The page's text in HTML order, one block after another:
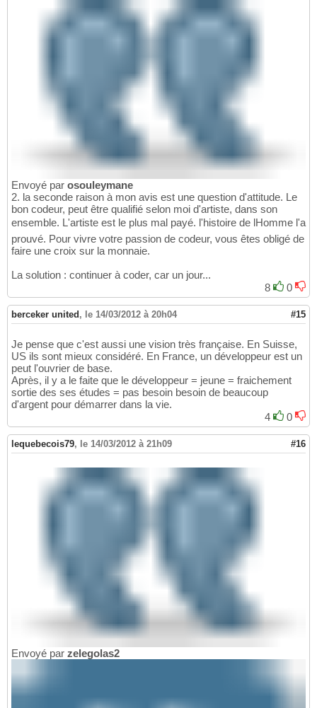
Envoyé par osouleymane
2. la seconde raison à mon avis est une question d'attitude. Le
bon codeur, peut être qualifié selon moi d'artiste, dans son
ensemble. L'artiste est le plus mal payé. l'histoire de lHomme l'a
prouvé. Pour vivre votre passion de codeur, vous êtes obligé de
faire une croix sur la monnaie.
La solution : continuer à coder, car un jour...
8
0
berceker united, le 14/03/2012 à 20h04 #15
Je pense que c'est aussi une vision très française. En Suisse,
US ils sont mieux considéré. En France, un développeur est un
peut l'ouvrier de base.
Après, il y a le faite que le développeur = jeune = fraichement
sortie des ses études = pas besoin besoin de beaucoup
d'argent pour démarrer dans la vie.
4
0
lequebecois79, le 14/03/2012 à 21h09 #16
Envoyé par zelegolas2